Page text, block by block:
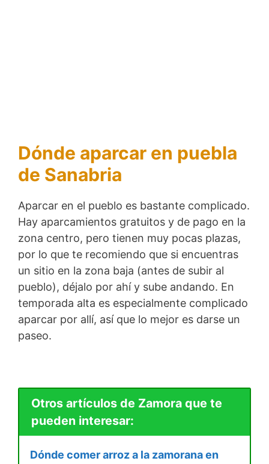
Dónde aparcar en puebla
de Sanabria
Aparcar en el pueblo es bastante complicado.
Hay aparcamientos gratuitos y de pago en la
zona centro, pero tienen muy pocas plazas,
por lo que te recomiendo que si encuentras
un sitio en la zona baja (antes de subir al
pueblo), déjalo por ahí y sube andando. En
temporada alta es especialmente complicado
aparcar por allí, así que lo mejor es darse un
paseo.
Otros artículos de Zamora que te
pueden interesar:
Dónde comer arroz a la zamorana en